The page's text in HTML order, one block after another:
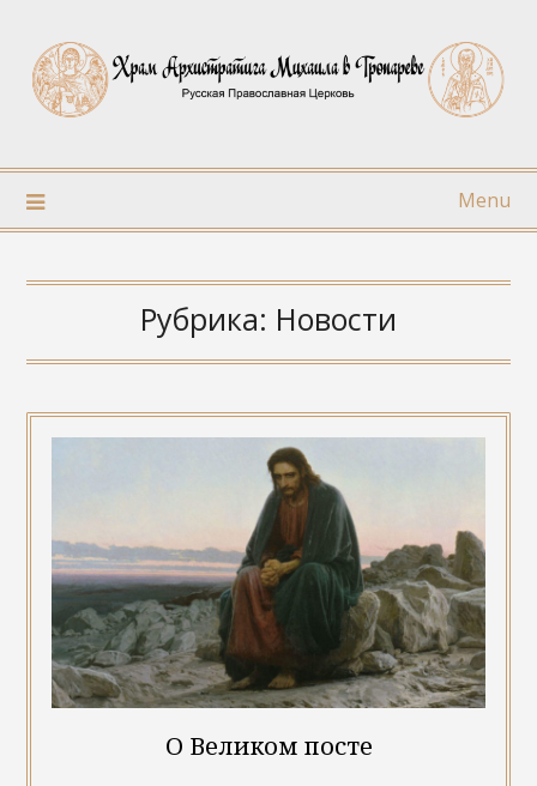
content
Menu
Рубрика: Новости
О Великом посте